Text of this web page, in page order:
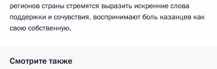
регионов страны стремятся выразить искренние слова
поддержки и сочувствия, воспринимают боль казанцев как
свою собственную.
Смотрите также